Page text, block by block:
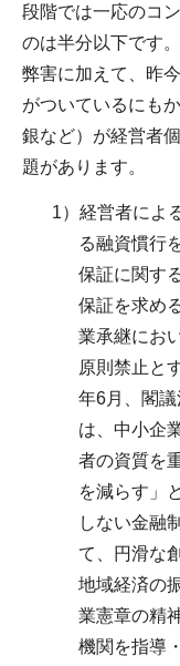
段階では一応のコ
のは半分以下です
弊害に加えて、昨
がついているにも
銀など）が経営者
題があります。
1）経営者によ
る融資慣行
保証に関す
保証を求め
業承継にお
原則禁止と
年6月、閣
は、中小企
者の資質を
を減らす」
しない金融
て、円滑な
地域経済の
業憲章の精
機関を指導